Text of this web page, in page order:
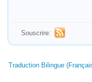
Souscrire:
Traduction Bilingue